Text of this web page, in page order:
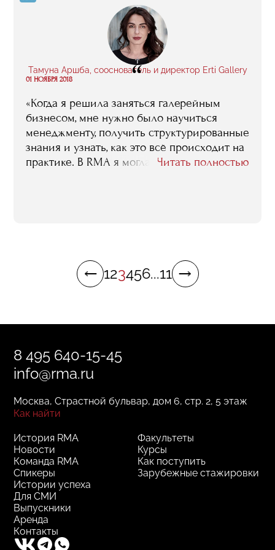
метро или авто. Подумайте: 5 минут
каждого из преподавателей, отвечающих
на ваши вопросы, суммарно стоит гораздо
больше стоимости обучения».
Тамуна Аршба, сооснователь и директор Erti Gallery
“
01 НОЯБРЯ 2018
«Когда я решила заняться галерейным
бизнесом, мне нужно было научиться
менеджменту, получить структурированные
знания и узнать, как это всё происходит на
практике. В RMA я могла не бояться, что
Читать полностью
123456...11
8 495 640-15-45
info@rma.ru
Москва, Страстной бульвар, дом 6, стр. 2, 5 этаж
Как найти
Факультеты
Курсы
Как поступить
Зарубежные стажировки
История RMA
Новости
Команда RMA
Спикеры
Истории успеха
Для СМИ
Выпускники
Аренда
Контакты